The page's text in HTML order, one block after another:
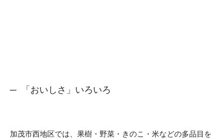
「おいしさ」いろいろ
加茂市西地区では、果樹・野菜・きのこ・米などの多品目を